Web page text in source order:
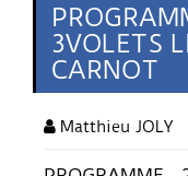
3VOLETS
CARNOT
Matthieu JOLY